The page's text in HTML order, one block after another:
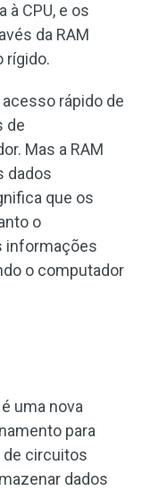
CPU, e os
da RAM
rígido.
rápido de
de
Mas a RAM
dados
que os
o
informações
o computador
uma nova
para
circuitos
dados